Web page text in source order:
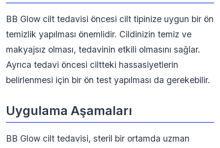
BB Glow cilt tedavisi öncesi cilt tipinize uygun bir ön
temizlik yapılması önemlidir. Cildinizin temiz ve
makyajsız olması, tedavinin etkili olmasını sağlar.
Ayrıca tedavi öncesi ciltteki hassasiyetlerin
belirlenmesi için bir ön test yapılması da gerekebilir.
Uygulama Aşamaları
BB Glow cilt tedavisi, steril bir ortamda uzman